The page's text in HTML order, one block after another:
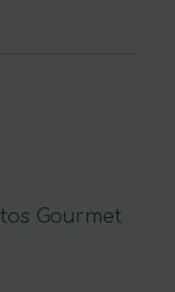
Gourmet